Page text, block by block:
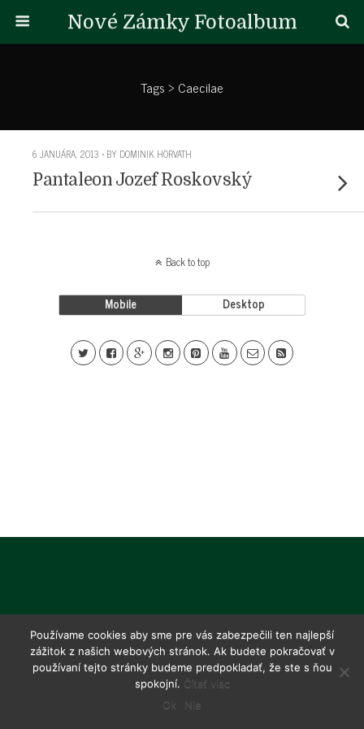
Nové Zámky Fotoalbum
Tags › Caecilae
6 JANUÁRA, 2013 • BY DOMINIK HORVATH
Pantaleon Jozef Roskovský
Back to top
Mobile Desktop
Používame cookies aby sme pre vás zabezpečili ten najlepší
zážitok z našich webových stránok. Ak budete pokračovať v
používaní tejto stránky budeme predpokladať, že ste s ňou
spokojní. Čítať viac
Ok
Nie